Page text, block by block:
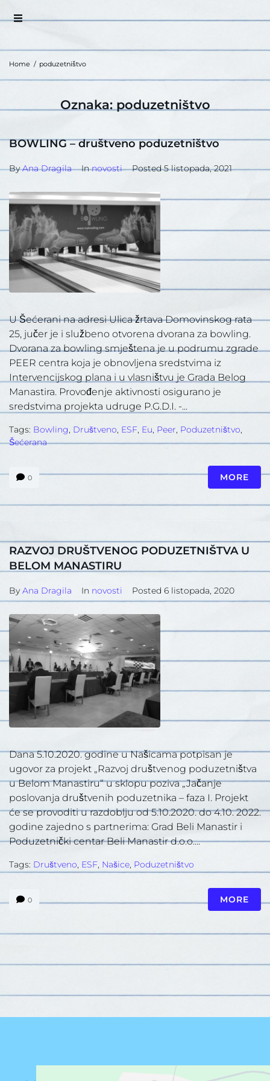
Home / poduzetništvo
Oznaka: poduzetništvo
BOWLING – društveno poduzetništvo
ByAna Dragila Innovosti Posted5 listopada, 2021
U Šećerani na adresi Ulica žrtava Domovinskog rata
25, jučer je i službeno otvorena dvorana za bowling.
Dvorana za bowling smještena je u podrumu zgrade
PEER centra koja je obnovljena sredstvima iz
Intervencijskog plana i u vlasništvu je Grada Belog
Manastira. Provođenje aktivnosti osigurano je
sredstvima projekta udruge P.G.D.I. -...
Tags: Bowling, Društveno, ESF, Eu, Peer, Poduzetništvo,
Šećerana
0 MORE
RAZVOJ DRUŠTVENOG PODUZETNIŠTVA U
BELOM MANASTIRU
By Ana Dragila In novosti Posted 6 listopada, 2020
Dana 5.10.2020. godine u Našicama potpisan je
ugovor za projekt „Razvoj društvenog poduzetništva
u Belom Manastiru“ u sklopu poziva „Jačanje
poslovanja društvenih poduzetnika – faza I. Projekt
će se provoditi u razdoblju od 5.10.2020. do 4.10. 2022.
godine zajedno s partnerima: Grad Beli Manastir i
Poduzetnički centar Beli Manastir d.o.o....
Tags: Društveno, ESF, Našice, Poduzetništvo
0 MORE